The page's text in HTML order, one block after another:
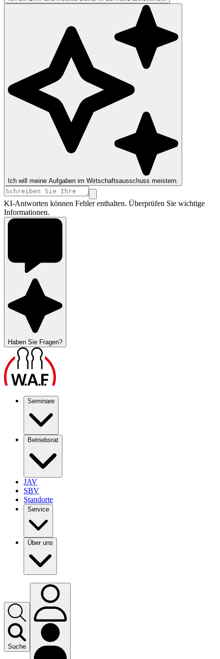
Ich will meine Aufgaben im Wirtschaftsausschuss meistern.
KI-Antworten können Fehler enthalten. Überprüfen Sie wichtige
Informationen.
Haben Sie Fragen?
Seminare
Betriebsrat
JAV
SBV
Standorte
Service
Über uns
Suche